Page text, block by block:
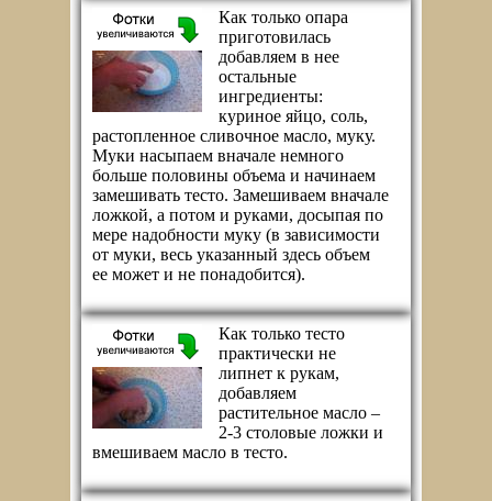
Как только опара
приготовилась
добавляем в нее
остальные
ингредиенты:
куриное яйцо, соль,
растопленное сливочное масло, муку.
Муки насыпаем вначале немного
больше половины объема и начинаем
замешивать тесто. Замешиваем вначале
ложкой, а потом и руками, досыпая по
мере надобности муку (в зависимости
от муки, весь указанный здесь объем
ее может и не понадобится).
Как только тесто
практически не
липнет к рукам,
добавляем
растительное масло –
2-3 столовые ложки и
вмешиваем масло в тесто.